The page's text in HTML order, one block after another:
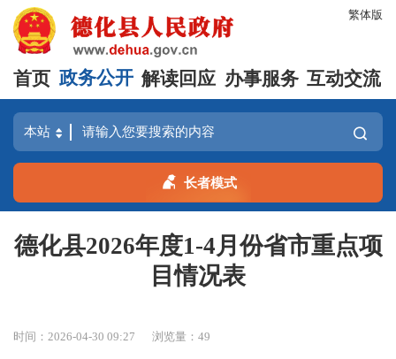
繁体版
首页 政务公开 解读回应 办事服务 互动交流
长者模式
德化县2026年度1-4月份省市重点项
目情况表
时间：2026-04-30 09:27 浏览量：49